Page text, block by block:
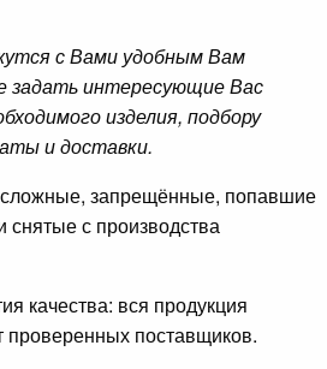
с Вами удобным Вам
задать интересующие Вас
изделия, подбору
и доставки.
сложные, запрещённые, попавшие
снятые с производства
качества: вся продукция
проверенных поставщиков.